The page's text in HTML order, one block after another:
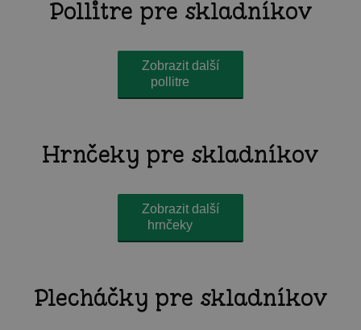
Pollitre pre skladníkov
Zobrazit další
pollitre
Hrnčeky pre skladníkov
Zobrazit další
hrnčeky
Plecháčky pre skladníkov